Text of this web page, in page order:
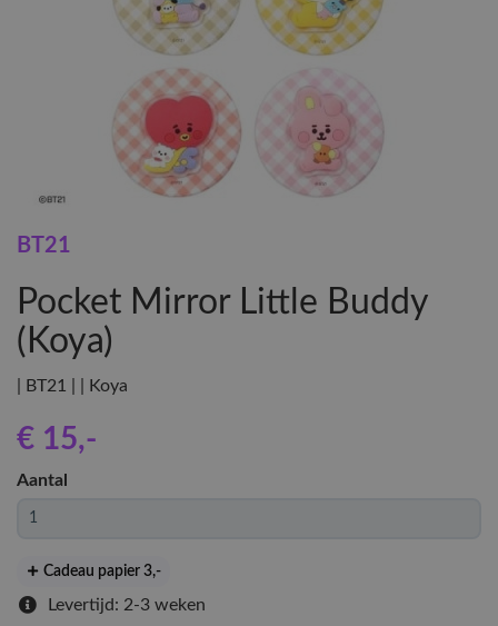
BT21
Pocket Mirror Little Buddy
(Koya)
| BT21 | | Koya
€ 15,-
Aantal
Cadeau papier 3,-
Levertijd: 2-3 weken